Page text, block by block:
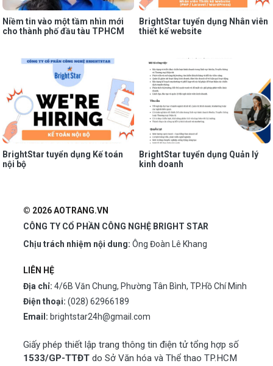
Niềm tin vào một tầm nhìn mới
cho thành phố đầu tàu TPHCM
BrightStar tuyển dụng Nhân viên
thiết kế website
BrightStar tuyển dụng Kế toán
nội bộ
BrightStar tuyển dụng Quản lý
kinh doanh
© 2026 AOTRANG.VN
CÔNG TY CỔ PHẦN CÔNG NGHỆ BRIGHT STAR
Chịu trách nhiệm nội dung: Ông Đoàn Lê Khang
LIÊN HỆ
Địa chỉ: 4/6B Văn Chung, Phường Tân Bình, TP.Hồ Chí Minh
Điện thoại: (028) 62966189
Email: brightstar24h@gmail.com
Giấy phép thiết lập trang thông tin điện tử tổng hợp số
1533/GP-TTĐT do Sở Văn hóa và Thể thao TP.HCM